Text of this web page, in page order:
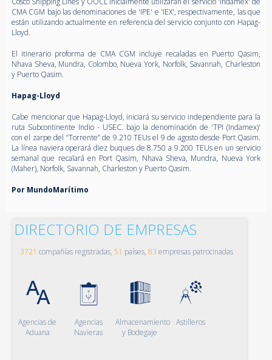
CMA CGM bajo las denominaciones de 'IPE' e 'IEX', respectivamente, las que
están utilizando actualmente en referencia del servicio conjunto con Hapag-
Lloyd.
El itinerario proforma de CMA CGM incluye recaladas en Puerto Qasim,
Nhava Sheva, Mundra, Colombo, Nueva York, Norfolk, Savannah, Charleston
y Puerto Qasim.
Hapag-Lloyd
Cabe mencionar que Hapag-Lloyd, iniciará su servicio independiente para la
ruta Subcontinente Indio - USEC. bajo la denominación de 'TPI (Indamex)'
con el zarpe del “Torrente” de 9.210 TEUs el 9 de agosto desde Port Qasim.
La línea naviera operará diez buques de 8.750 a 9.200 TEUs en un servicio
semanal que recalará en Port Qasim, Nhava Sheva, Mundra, Nueva York
(Maher), Norfolk, Savannah, Charleston y Puerto Qasim.
Por MundoMarítimo
DIRECTORIO DE EMPRESAS
3721 compañías registradas, 51 países, 83 empresas patrocinadas
Agencias de
Aduana
Agencias
Navieras
Almacenamiento
y Bodegaje
Astilleros